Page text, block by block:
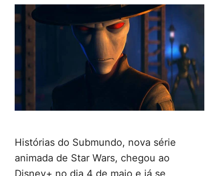
Histórias do Submundo, nova série
animada de Star Wars, chegou ao
Disney+ no dia 4 de maio e já se